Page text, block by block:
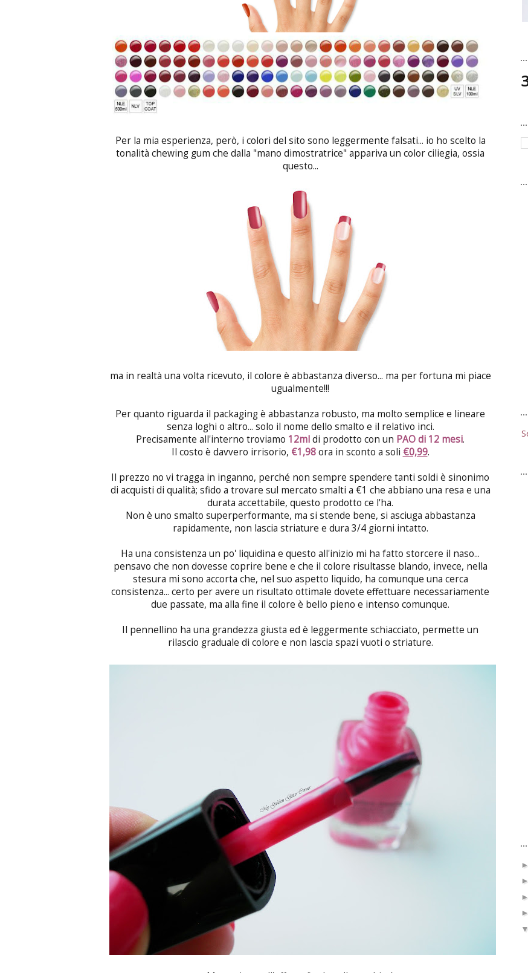
Per la mia esperienza, però, i colori del sito sono leggermente falsati... io ho scelto la
tonalità chewing gum che dalla "mano dimostratrice" appariva un color ciliegia, ossia
questo...
ma in realtà una volta ricevuto, il colore è abbastanza diverso... ma per fortuna mi piace
ugualmente!!!
Per quanto riguarda il packaging è abbastanza robusto, ma molto semplice e lineare
senza loghi o altro... solo il nome dello smalto e il relativo inci.
Precisamente all'interno troviamo 12mldi prodotto con un PAO di 12 mesi.
Il costo è davvero irrisorio, €1,98ora in sconto a soli €0,99.
Il prezzo no vi tragga in inganno, perché non sempre spendere tanti soldi è sinonimo
di acquisti di qualità; sfido a trovare sul mercato smalti a €1 che abbiano una resa e una
durata accettabile, questo prodotto ce l'ha.
Non è uno smalto superperformante, ma si stende bene, si asciuga abbastanza
rapidamente, non lascia striature e dura 3/4 giorni intatto.
Ha una consistenza un po' liquidina e questo all'inizio mi ha fatto storcere il naso...
pensavo che non dovesse coprire bene e che il colore risultasse blando, invece, nella
stesura mi sono accorta che, nel suo aspetto liquido, ha comunque una cerca
consistenza... certo per avere un risultato ottimale dovete effettuare necessariamente
due passate, ma alla fine il colore è bello pieno e intenso comunque.
Il pennellino ha una grandezza giusta ed è leggermente schiacciato, permette un
rilascio graduale di colore e non lascia spazi vuoti o striature.